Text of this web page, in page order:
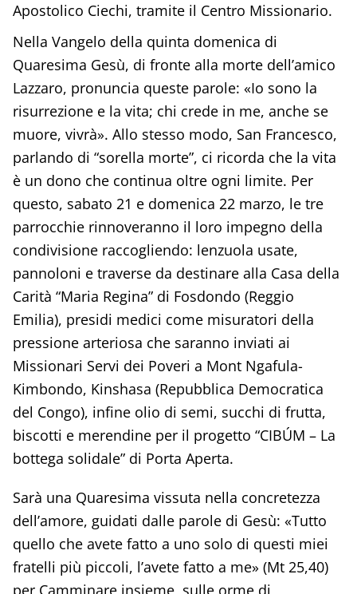
Apostolico Ciechi, tramite il Centro Missionario.
Nella Vangelo della quinta domenica di
Quaresima Gesù, di fronte alla morte dell’amico
Lazzaro, pronuncia queste parole: «Io sono la
risurrezione e la vita; chi crede in me, anche se
muore, vivrà». Allo stesso modo, San Francesco,
parlando di “sorella morte”, ci ricorda che la vita
è un dono che continua oltre ogni limite. Per
questo, sabato 21 e domenica 22 marzo, le tre
parrocchie rinnoveranno il loro impegno della
condivisione raccogliendo: lenzuola usate,
pannoloni e traverse da destinare alla Casa della
Carità “Maria Regina” di Fosdondo (Reggio
Emilia), presidi medici come misuratori della
pressione arteriosa che saranno inviati ai
Missionari Servi dei Poveri a Mont Ngafula-
Kimbondo, Kinshasa (Repubblica Democratica
del Congo), infine olio di semi, succhi di frutta,
biscotti e merendine per il progetto “CIBÚM – La
bottega solidale” di Porta Aperta.
Sarà una Quaresima vissuta nella concretezza
dell’amore, guidati dalle parole di Gesù: «Tutto
quello che avete fatto a uno solo di questi miei
fratelli più piccoli, l’avete fatto a me» (Mt 25,40)